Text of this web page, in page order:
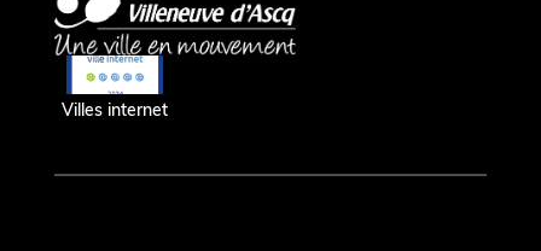
Villes internet